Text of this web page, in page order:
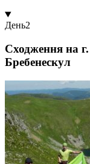
День2
Сходження на
Бребенескул